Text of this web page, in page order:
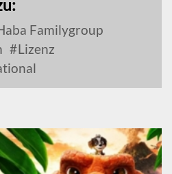
Familygroup
Lizenz